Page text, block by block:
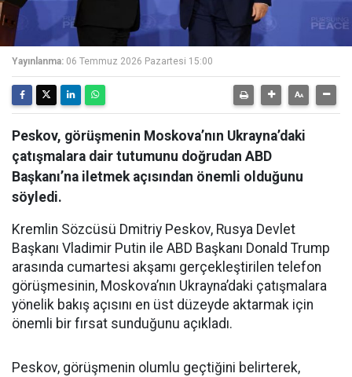
Yayınlanma: 06 Temmuz 2026 Pazartesi 15:00
Peskov, görüşmenin Moskova’nın Ukrayna’daki
çatışmalara dair tutumunu doğrudan ABD
Başkanı’na iletmek açısından önemli olduğunu
söyledi.
Kremlin Sözcüsü Dmitriy Peskov, Rusya Devlet
Başkanı Vladimir Putin ile ABD Başkanı Donald Trump
arasında cumartesi akşamı gerçekleştirilen telefon
görüşmesinin, Moskova’nın Ukrayna’daki çatışmalara
yönelik bakış açısını en üst düzeyde aktarmak için
önemli bir fırsat sunduğunu açıkladı.
Peskov, görüşmenin olumlu geçtiğini belirterek,